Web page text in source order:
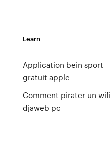
Learn
Application bein sport
gratuit apple
Comment pirater un wifi
djaweb pc